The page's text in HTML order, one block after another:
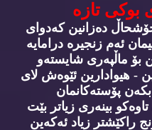
بوكی تازه‌
ده‌زانین كه‌دوای
ئه‌م زنجیره‌ درامایه‌
بۆ ماڵپه‌ری شایسته‌و
- هیوادارین ئێوه‌ش لای
بكه‌ن پۆسته‌كانمان
بینه‌ری زیاتر بێت
راكێشتر زیاد ئه‌كه‌ین